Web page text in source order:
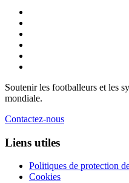
Soutenir les footballeurs et les
mondiale.
Contactez-nous
Liens utiles
Politiques de protection
Cookies